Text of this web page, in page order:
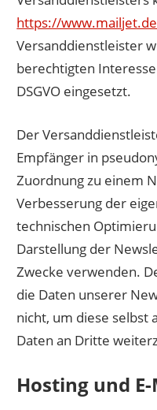
https://
Versanddienstleister
berechtigten
DSGVO eingesetzt.
Der
Empfänger in
Zuordnung zu einem
Verbesserung der
technischen
Darstellung der
Zwecke verwenden.
die Daten unserer
nicht, um diese selbst
Daten an Dritte
Hosting und